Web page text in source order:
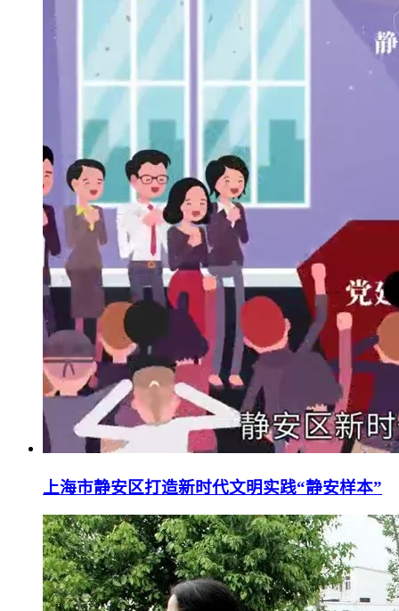
上海市静安区打造新时代文明实践“静安样本”